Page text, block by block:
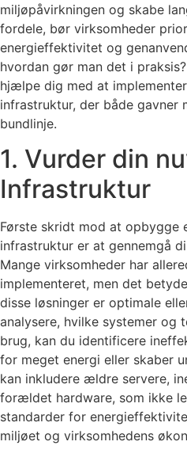
miljøpåvirkningen og skabe
fordele, bør virksomheder
energieffektivitet og
hvordan gør man det i
hjælpe dig med at
infrastruktur, der både gavner
bundlinje.
1. Vurder din
Infrastruktur
Første skridt mod at opbygge
infrastruktur er at gennemgå
Mange virksomheder har
implementeret, men det
disse løsninger er optimale
analysere, hvilke systemer og
brug, kan du identificere
for meget energi eller skaber
kan inkludere ældre servere,
forældet hardware, som ikke
standarder for
miljøet og virksomhedens